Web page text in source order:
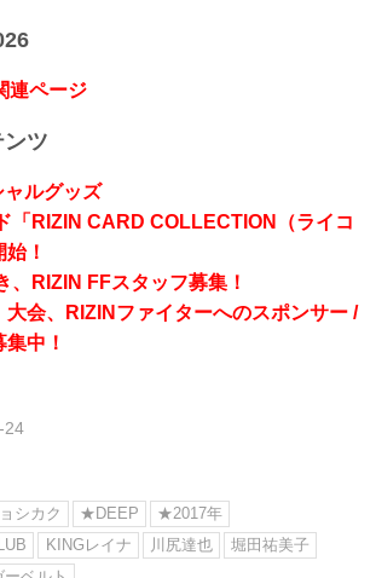
連ページ
ツ
ルグッズ
「RIZIN CARD COLLECTION（ライコ
！
RIZIN FFスタッフ募集！
会、RIZINファイターへのスポンサー /
中！
24
シカク ★DEEP
★2017年
KINGレイナ 川尻達也
堀田祐美子